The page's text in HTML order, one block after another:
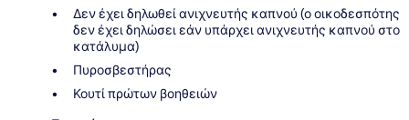
Δεν έχει δηλωθεί ανιχνευτής καπνού (ο οικοδεσπότης
δεν έχει δηλώσει εάν υπάρχει ανιχνευτής καπνού στο
κατάλυμα)
Πυροσβεστήρας
Κουτί πρώτων βοηθειών